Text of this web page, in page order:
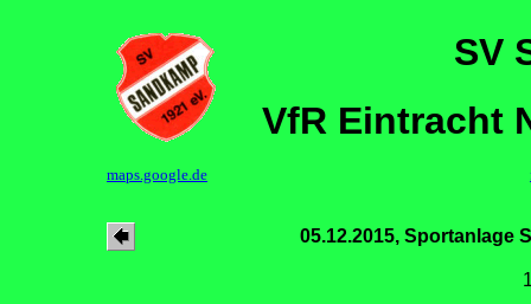
SV
VfR Eintracht
maps.google.de
05.12.2015, Sportanlage